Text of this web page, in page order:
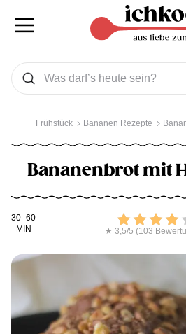
Was wollen Sie suchen
Suchen
Frühstück Bananen Rezepte
Bananenbrot mit
Kochdauer
30–60
MIN
Bewerten
★ 3,5/5 (103